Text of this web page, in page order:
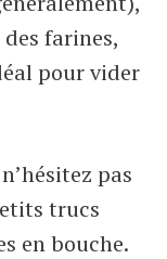
farines,
pour vider
pas
trucs
en bouche.